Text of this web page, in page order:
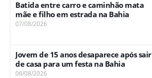
Batida entre carro e caminhão mata
mãe e filho em estrada na Bahia
07/08/2026
Jovem de 15 anos desaparece após sair
de casa para um festa na Bahia
06/08/2026